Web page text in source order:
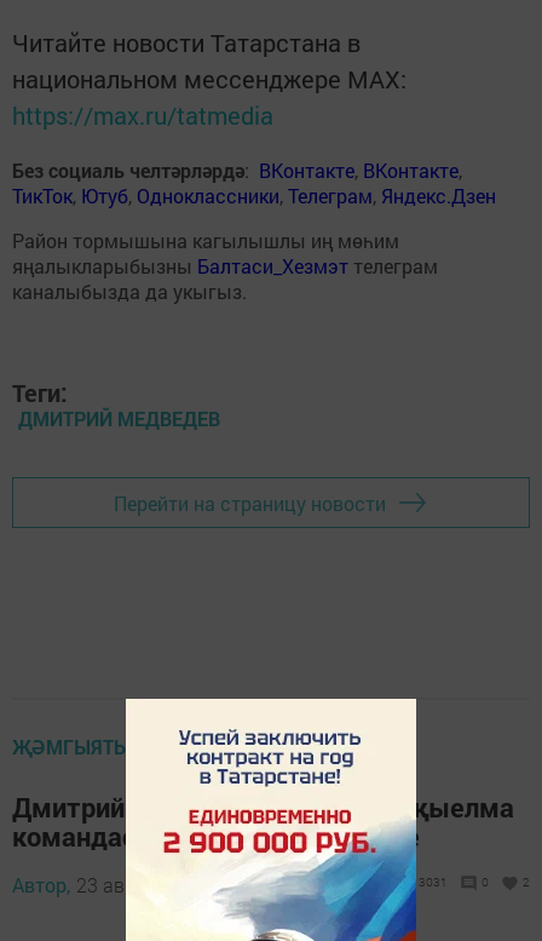
Читайте новости Татарстана в
национальном мессенджере MАХ:
https://max.ru/tatmedia
Без социаль челтәрләрдә: ВКонтакте, ВКонтакте,
ТикТок, Ютуб, Одноклассники,Телеграм, Яндекс.Дзен
Район тормышына кагылышлы иң мөһим
яңалыкларыбызны Балтаси_Хезмэт телеграм
каналыбызда да укыгыз.
Теги:
ДМИТРИЙ МЕДВЕДЕВ
Перейти на страницу новости
ҖӘМГЫЯТЬ
Дмитрий Медведев Worldskills җыелма
командасында уңышлар теләде
Автор, 23 август 2019 - 09:16 3031 0 2